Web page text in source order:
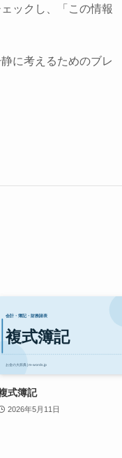
ックし、「この情報
に考えるためのブレ
式簿記
2026年5月11日